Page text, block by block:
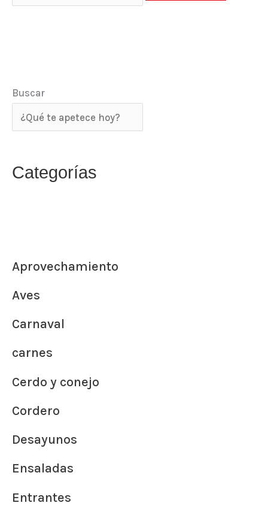
Buscar
Categorías
Aprovechamiento
Aves
Carnaval
carnes
Cerdo y conejo
Cordero
Desayunos
Ensaladas
Entrantes